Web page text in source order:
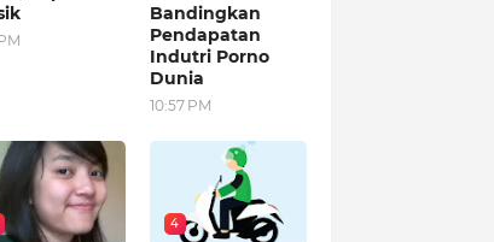
Bandingkan
Pendapatan
Indutri Porno
Dunia
10:57 PM
4